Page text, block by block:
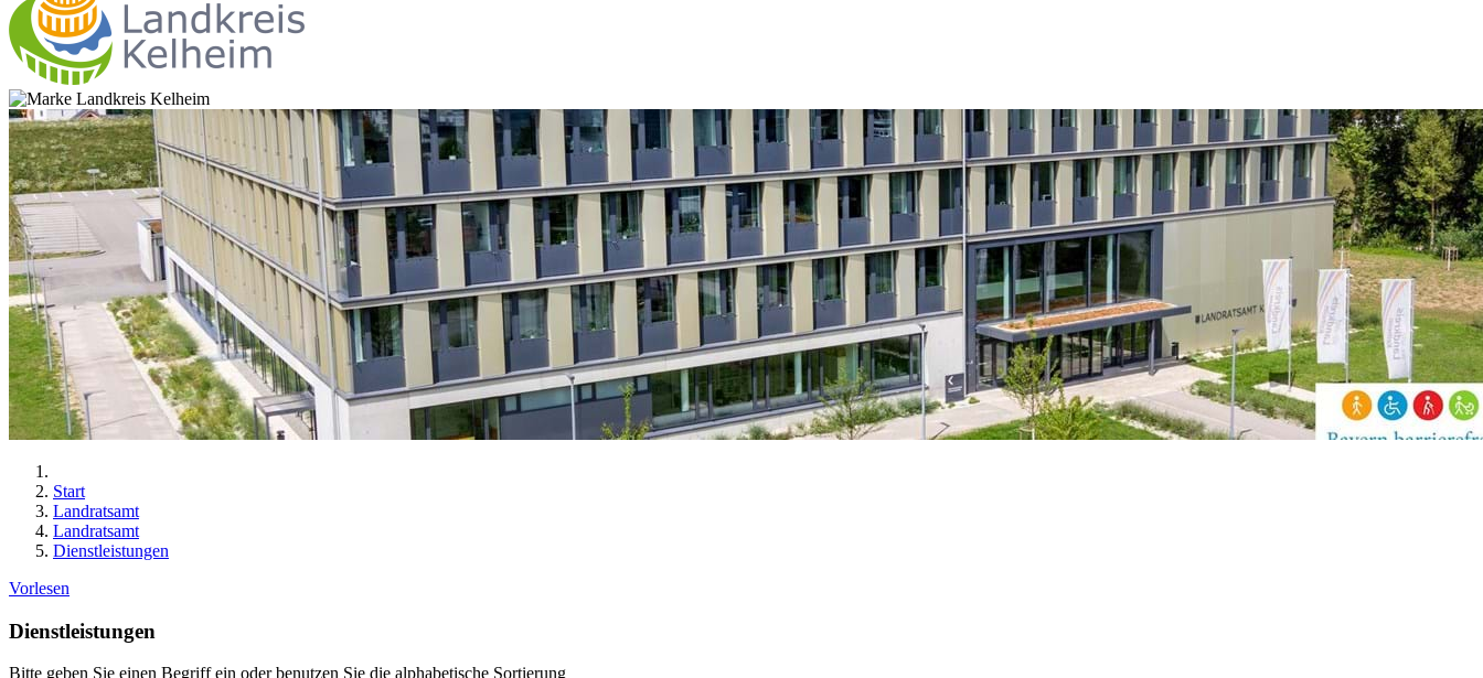
Start
Landratsamt
Landratsamt
Dienstleistungen
Vorlesen
Dienstleistungen
Bitte geben Sie einen Begriff ein oder benutzen Sie die alphabetische Sortierung